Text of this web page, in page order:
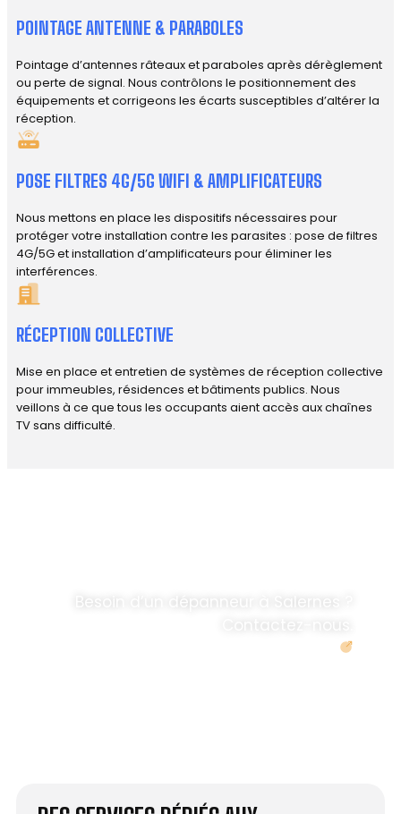
POINTAGE ANTENNE & PARABOLES
Pointage d’antennes râteaux et paraboles après dérèglement
ou perte de signal. Nous contrôlons le positionnement des
équipements et corrigeons les écarts susceptibles d’altérer la
réception.
POSE FILTRES 4G/5G WIFI & AMPLIFICATEURS
Nous mettons en place les dispositifs nécessaires pour
protéger votre installation contre les parasites : pose de filtres
4G/5G et installation d’amplificateurs pour éliminer les
interférences.
RÉCEPTION COLLECTIVE
Mise en place et entretien de systèmes de réception collective
pour immeubles, résidences et bâtiments publics. Nous
veillons à ce que tous les occupants aient accès aux chaînes
TV sans difficulté.
Besoin d’un dépanneur à Salernes ?